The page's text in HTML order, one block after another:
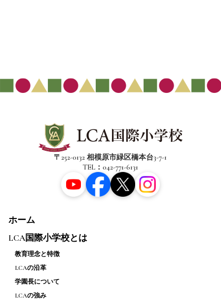
〒252-0132 相模原市緑区橋本台3-7-1
TEL：042-771-6131
ホーム
LCA国際小学校とは
教育理念と特徴
LCAの沿革
学園長について
LCAの強み